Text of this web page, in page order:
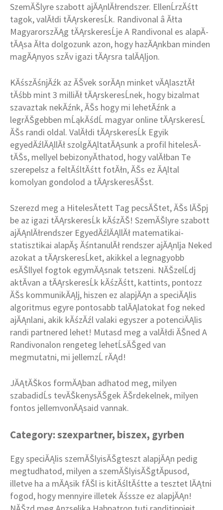
SzemĂŠlyre szabott ajĂĄnlĂłrendszer. EllenĹrzĂśtt
tagok, valĂłdi tĂĄrskeresĹk. Randivonal â Ăłta
MagyarorszĂĄg tĂĄrskeresĹje A Randivonal es alapĂ­
tĂĄsa Ăłta dolgozunk azon, hogy hazĂĄnkban minden
magĂĄnyos szĂ­v igazi tĂĄrsra talĂĄljon.
KĂśszĂśnjĂźk az ĂŠvek sorĂĄn minket vĂĄlasztĂł
tĂśbb mint 3 milliĂł tĂĄrskeresĹnek, hogy bizalmat
szavaztak nekĂźnk, ĂŠs hogy mi lehetĂźnk a
legrĂŠgebben mĹąkĂśdĹ magyar online tĂĄrskeresĹ
ĂŠs randi oldal. ValĂłdi tĂĄrskeresĹk Egyik
egyedĂźlĂĄllĂł szolgĂĄltatĂĄsunk a profil hitelesĂ­
tĂŠs, mellyel bebizonyĂ­thatod, hogy valĂłban Te
szerepelsz a feltĂśltĂśtt fotĂłn, ĂŠs ez ĂĄltal
komolyan gondolod a tĂĄrskeresĂŠst.
Szerezd meg a HitelesĂ­tett Tag pecsĂŠtet, ĂŠs lĂŠpj
be az igazi tĂĄrskeresĹk kĂśzĂŠ! SzemĂŠlyre szabott
ajĂĄnlĂłrendszer EgyedĂźlĂĄllĂł matematikai-
statisztikai alapĂş ĂśntanulĂł rendszer ajĂĄnlja Neked
azokat a tĂĄrskeresĹket, akikkel a legnagyobb
esĂŠllyel fogtok egymĂĄsnak tetszeni. NĂŠzelĹdj
aktĂ­van a tĂĄrskeresĹk kĂśzĂśtt, kattints, pontozz
ĂŠs kommunikĂĄlj, hiszen ez alapjĂĄn a speciĂĄlis
algoritmus egyre pontosabb talĂĄlatokat fog neked
ajĂĄnlani, akik kĂśzĂźl valaki egyszer a potenciĂĄlis
randi partnered lehet! Mutasd meg a valĂłdi ĂŠned A
Randivonalon rengeteg lehetĹsĂŠged van
megmutatni, mi jellemzĹ rĂĄd!
JĂĄtĂŠkos formĂĄban adhatod meg, milyen
szabadidĹs tevĂŠkenysĂŠgek ĂŠrdekelnek, milyen
fontos jellemvonĂĄsaid vannak.
Category: szexpartner, biszex, gyrben
Egy speciĂĄlis szemĂŠlyisĂŠgteszt alapjĂĄn pedig
megtudhatod, milyen a szemĂŠlyisĂŠgtĂ­pusod,
illetve ha a mĂĄsik fĂŠl is kitĂśltĂśtte a tesztet lĂĄtni
fogod, hogy mennyire illetek Ăśssze ez alapjĂĄn!